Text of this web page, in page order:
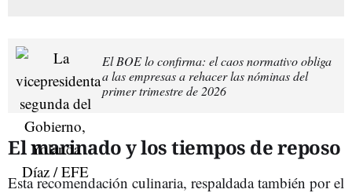
El BOE lo confirma: el caos normativo obliga
a las empresas a rehacer las nóminas del
primer trimestre de 2026
El marinado y los tiempos de reposo
Esta recomendación culinaria, respaldada también por el